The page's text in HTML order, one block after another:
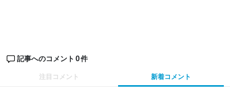
記事へのコメント 0件
注目コメント 新着コメント